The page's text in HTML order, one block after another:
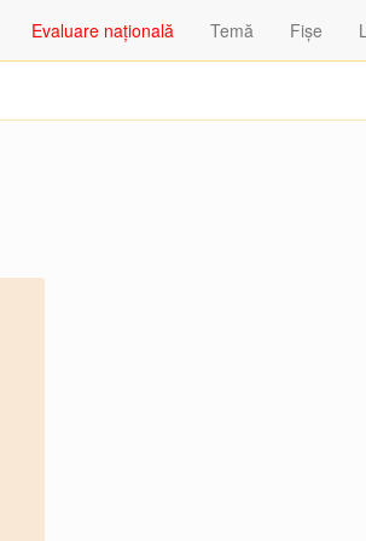
Evaluare națională Temă Fişe